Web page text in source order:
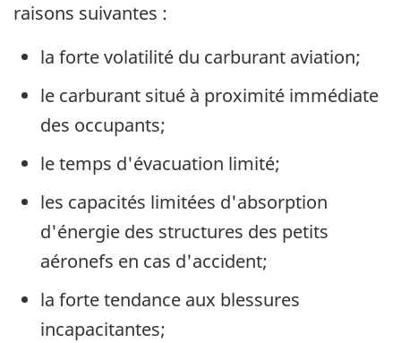
raisons suivantes :
la forte volatilité du carburant aviation;
le carburant situé à proximité immédiate
des occupants;
le temps d'évacuation limité;
les capacités limitées d'absorption
d'énergie des structures des petits
aéronefs en cas d'accident;
la forte tendance aux blessures
incapacitantes;